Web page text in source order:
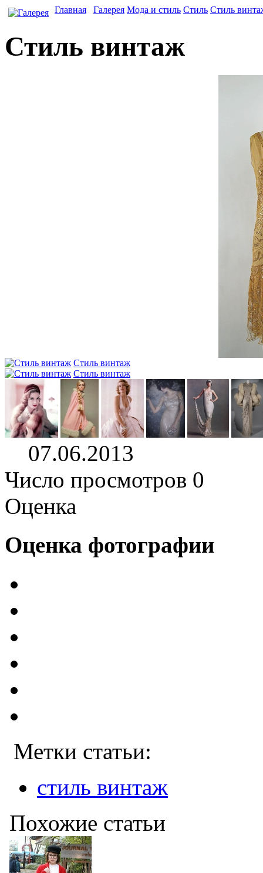
Главная Галерея Мода и стиль Стиль Стиль
Стиль винтаж
Стиль винтаж
Стиль винтаж
07.06.2013
Число просмотров 0
Оценка
Оценка фотографии
Метки статьи:
стиль винтаж
Похожие статьи